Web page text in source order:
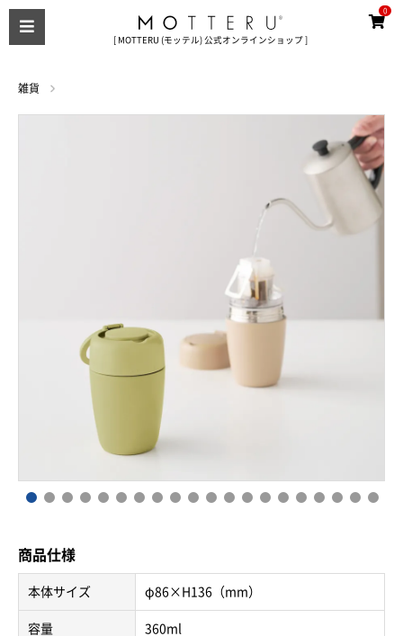
[ MOTTERU (モッテル) 公式オンラインショップ ]
0
雑貨
商品仕様
本体サイズ φ86×H136（mm）
容量 360ml